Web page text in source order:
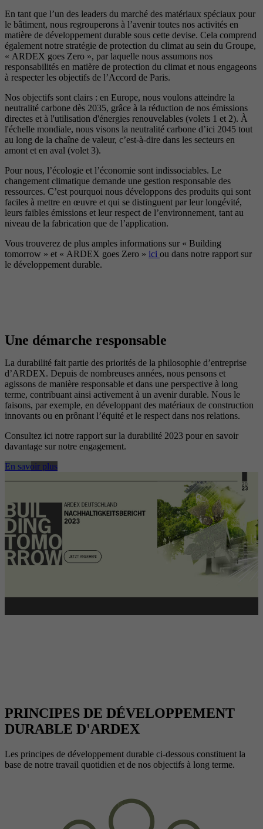
En tant que l’un des leaders du marché des matériaux spéciaux pour
le bâtiment, nous regrouperons à l’avenir toutes nos activités en
matière de développement durable sous cette devise. Cela comprend
également notre stratégie de protection du climat au sein du Groupe,
« ARDEX goes Zero », par laquelle nous assumons nos
responsabilités en matière de protection du climat et nous engageons
à respecter les objectifs de l’Accord de Paris.
Nos objectifs sont clairs : en Europe, nous voulons atteindre la
neutralité carbone dès 2035, grâce à la réduction de nos émissions
directes et à l'utilisation d'énergies renouvelables (volets 1 et 2). À
l'échelle mondiale, nous visons la neutralité carbone d’ici 2045 tout
au long de la chaîne de valeur, c’est-à-dire dans les secteurs en
amont et en aval (volet 3).
Pour nous, l’écologie et l’économie sont indissociables. Le
changement climatique demande une gestion responsable des
ressources. C’est pourquoi nous développons des produits qui sont
faciles à mettre en œuvre et qui se distinguent par leur longévité,
leurs faibles émissions et leur respect de l’environnement, tant au
niveau de la fabrication que de l’application.
Vous trouverez de plus amples informations sur « Building
tomorrow » et « ARDEX goes Zero » ici ou dans notre rapport sur
le développement durable.
Une démarche responsable
La durabilité fait partie des priorités de la philosophie d’entreprise
d’ARDEX. Depuis de nombreuses années, nous pensons et
agissons de manière responsable et dans une perspective à long
terme, contribuant ainsi activement à un avenir durable. Nous le
faisons, par exemple, en développant des matériaux de construction
innovants ou en prônant l’équité et le respect dans nos relations.
Consultez ici notre rapport sur la durabilité 2023 pour en savoir
davantage sur notre engagement.
En savoir plus
PRINCIPES DE DÉVELOPPEMENT
DURABLE D'ARDEX
Les principes de développement durable ci-dessous constituent la
base de notre travail quotidien et de nos objectifs à long terme.